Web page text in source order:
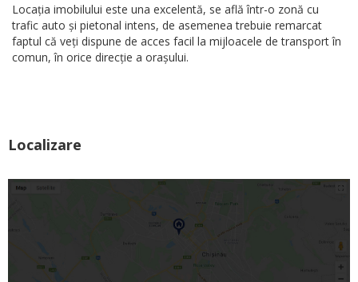
Locația imobilului este una excelentă, se află într-o zonă cu
trafic auto și pietonal intens, de asemenea trebuie remarcat
faptul că veți dispune de acces facil la mijloacele de transport în
comun, în orice direcție a orașului.
Localizare